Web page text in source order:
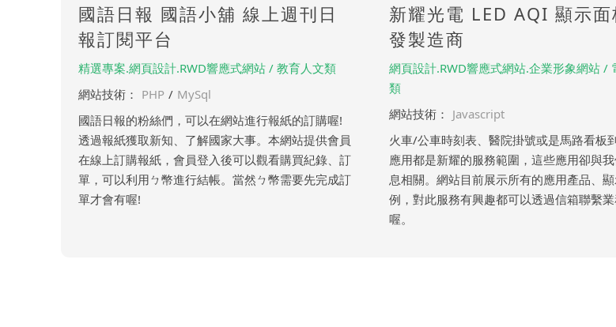
國語日報 國語小舖 線上週刊日
報訂閱平台
精選專案.網頁設計.RWD響應式網站 / 教育人文類
網站技術： PHP / MySql
國語日報的粉絲們，可以在網站進行報紙的訂購喔!
透過報紙獲取新知、了解國家大事。本網站提供會員
在線上訂購報紙，會員登入後可以觀看購買紀錄、訂
單，可以利用ㄅ幣進行結帳。當然ㄅ幣需要先完成訂
單才會有喔!
新耀光電 LED AQI 顯示面
發製造商
網頁設計.RWD響應式網站.企業形象網站 /
類
網站技術： Javascript
火車/公車時刻表、醫院掛號或是馬路看板
應用都是新耀的服務範圍，這些應用卻與
息相關。網站目前展示所有的應用產品、
例，對此服務有興趣都可以透過信箱聯繫
喔。